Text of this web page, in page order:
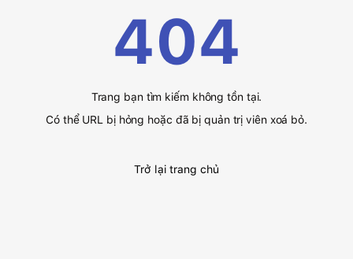
404
Trang bạn tìm kiếm không tồn tại.
Có thể URL bị hỏng hoặc đã bị quản trị viên xoá bỏ.
Trở lại trang chủ